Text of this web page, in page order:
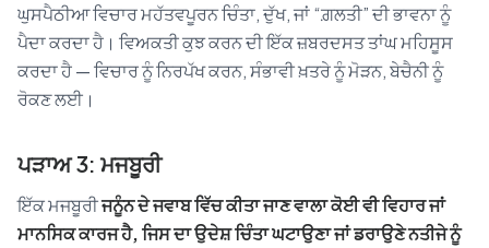
ਘੁਸਪੈਠੀਆ ਵਿਚਾਰ ਮਹੱਤਵਪੂਰਨ ਚਿੰਤਾ, ਦੁੱਖ, ਜਾਂ “ਗ਼ਲਤੀ” ਦੀ ਭਾਵਨਾ ਨੂੰ
ਪੈਦਾ ਕਰਦਾ ਹੈ। ਵਿਅਕਤੀ ਕੁਝ ਕਰਨ ਦੀ ਇੱਕ ਜ਼ਬਰਦਸਤ ਤਾਂਘ ਮਹਿਸੂਸ
ਕਰਦਾ ਹੈ — ਵਿਚਾਰ ਨੂੰ ਨਿਰਪੱਖ ਕਰਨ, ਸੰਭਾਵੀ ਖ਼ਤਰੇ ਨੂੰ ਮੋੜਨ, ਬੇਚੈਨੀ ਨੂੰ
ਰੋਕਣ ਲਈ।
ਪੜਾਅ 3: ਮਜਬੂਰੀ
ਇੱਕ ਮਜਬੂਰੀਜਨੂੰਨ ਦੇ ਜਵਾਬ ਵਿੱਚ ਕੀਤਾ ਜਾਣ ਵਾਲਾ ਕੋਈ ਵੀ ਵਿਹਾਰ ਜਾਂ
ਮਾਨਸਿਕ ਕਾਰਜ ਹੈ, ਜਿਸ ਦਾ ਉਦੇਸ਼ ਚਿੰਤਾ ਘਟਾਉਣਾ ਜਾਂ ਡਰਾਉਣੇ ਨਤੀਜੇ ਨੂੰ